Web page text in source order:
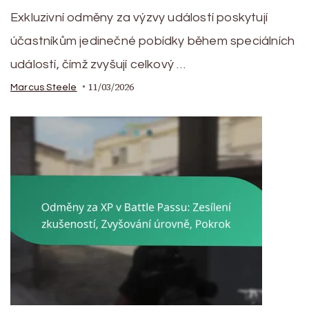
Exkluzivní odměny za výzvy událostí poskytují
účastníkům jedinečné pobídky během speciálních
událostí, čímž zvyšují celkový …
Marcus Steele 11/03/2026